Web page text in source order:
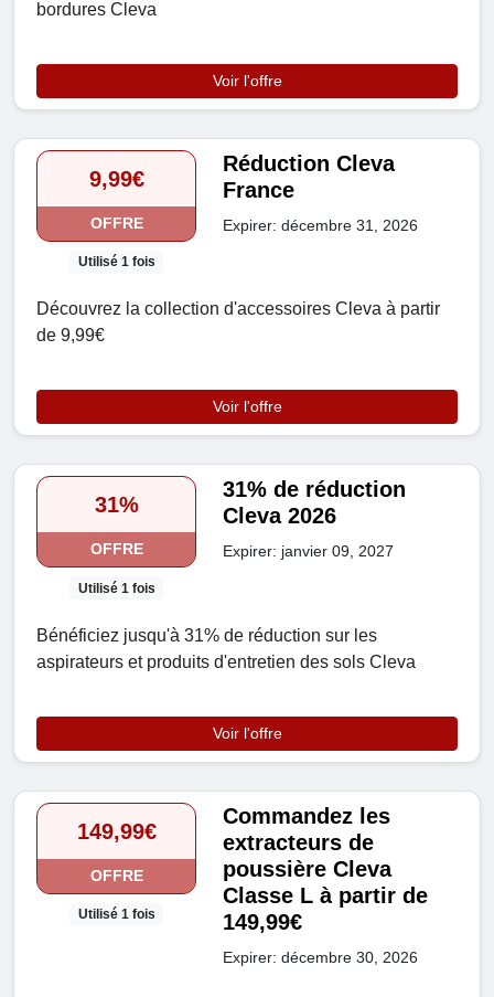
bordures Cleva
Voir l'offre
9,99€
OFFRE
Utilisé 1 fois
Réduction Cleva
France
Expirer: décembre 31, 2026
Découvrez la collection d'accessoires Cleva à partir
de 9,99€
Voir l'offre
31%
OFFRE
Utilisé 1 fois
31% de réduction
Cleva 2026
Expirer: janvier 09, 2027
Bénéficiez jusqu'à 31% de réduction sur les
aspirateurs et produits d'entretien des sols Cleva
Voir l'offre
149,99€
OFFRE
Utilisé 1 fois
Commandez les
extracteurs de
poussière Cleva
Classe L à partir de
149,99€
Expirer: décembre 30, 2026